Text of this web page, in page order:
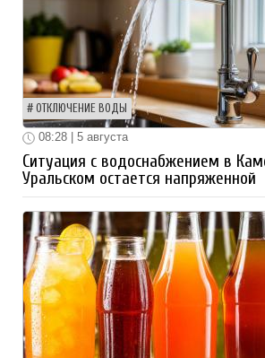
ОТКЛЮЧЕНИЕ ВОДЫ
08:28 | 5 августа
Ситуация с водоснабжением в
Уральском остается напряженной